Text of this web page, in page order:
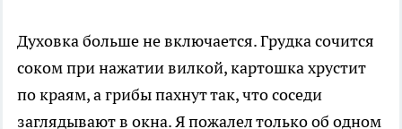
Духовка больше не включается. Грудка сочится
соком при нажатии вилкой, картошка хрустит
по краям, а грибы пахнут так, что соседи
заглядывают в окна. Я пожалел только об одном